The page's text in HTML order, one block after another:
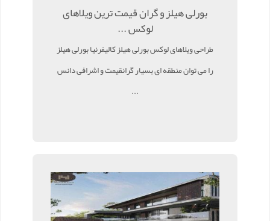
بورلی هیلز و گران قیمت ترین ویلاهای
لوکس ...
طراحی ویلاهای لوکس بورلی هیلز کالیفرنیا بورلی هیلز
را می توان منطقه ای بسیار گرانقیمت و اشرافی دانس
...